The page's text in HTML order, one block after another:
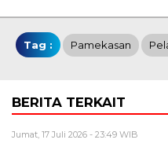
Tag : Pamekasan
BERITA TERKAIT
Jumat, 17 Juli 2026 - 23:49 WIB